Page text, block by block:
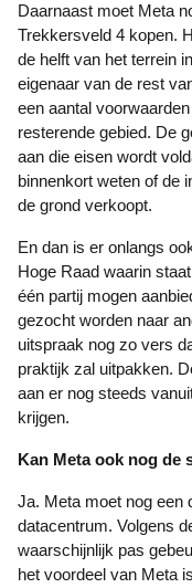
Daarnaast moet Meta nog een groot deel van de grond van
Trekkersveld 4 kopen.
de helft van het terrein
eigenaar van de rest
een aantal
resterende gebied. De
aan die eisen wordt
binnenkort weten of de
de grond verkoopt.
En dan is er onlangs ook nog een uitspraak geweest van de
Hoge Raad waarin
één partij mogen
gezocht worden naar
uitspraak nog zo vers
praktijk zal uitpakken.
aan er nog steeds
krijgen.
Kan Meta ook nog
Ja. Meta moet nog een definitief besluit nemen over het
datacentrum. Volgens
waarschijnlijk pas
het voordeel van Meta